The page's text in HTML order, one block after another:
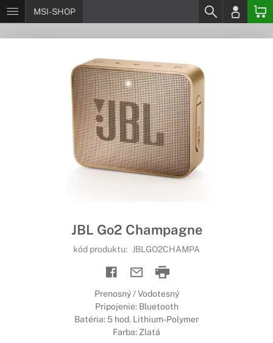
MSI-SHOP
JBL Go2 Champagne
kód produktu: JBLGO2CHAMPA
Prenosný / Vodotesný
Pripojenie: Bluetooth
Batéria: 5 hod. Lithium-Polymer
Farba: Zlatá